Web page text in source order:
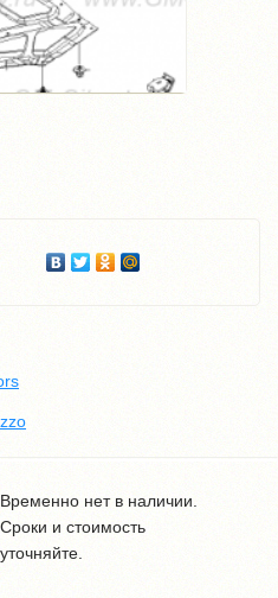
Временно нет в наличии.
Сроки и стоимость
уточняйте.